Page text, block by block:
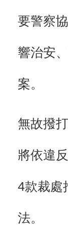
要警察
響治安
案。
無故撥
將依違
4款裁處
法。